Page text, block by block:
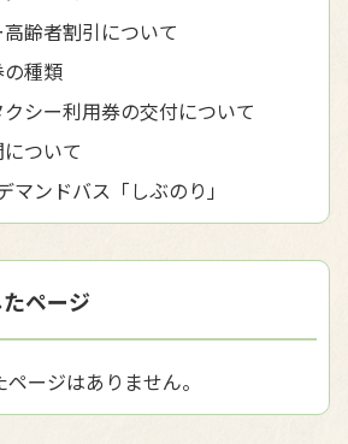
齢者割引について
種類
シー利用券の交付について
ついて
マンドバス「しぶのり」
ページ
ージはありません。